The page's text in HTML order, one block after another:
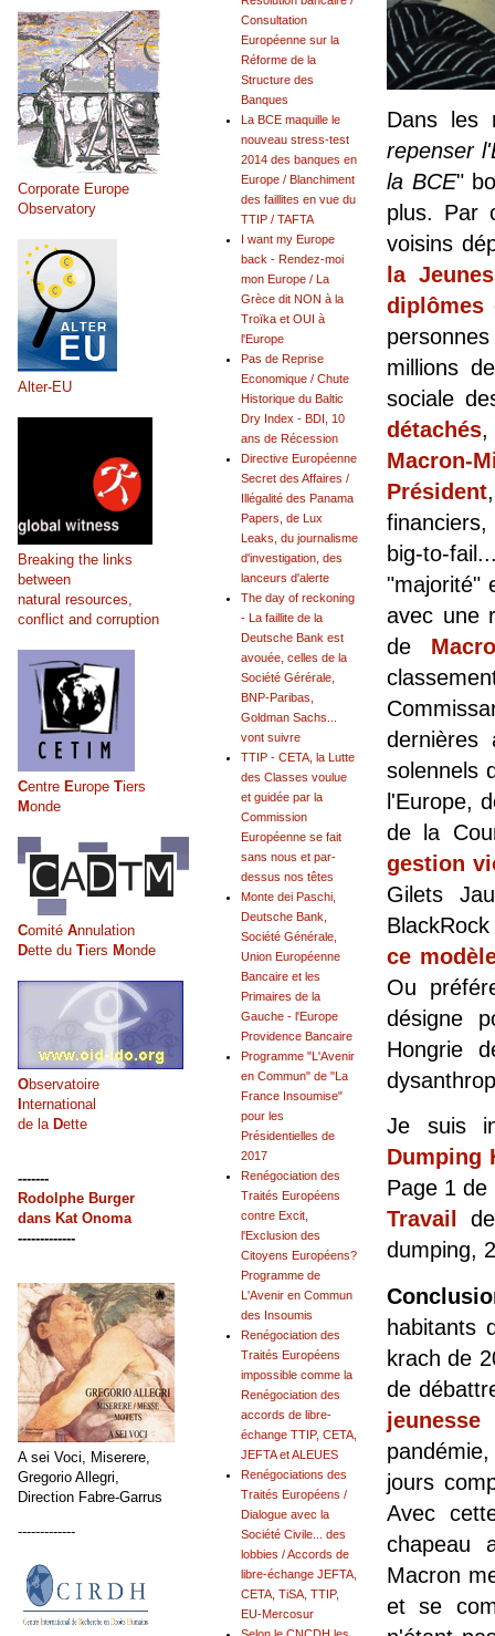
Dans les
repenser
la BCE"
plus. Par
voisins
la
diplômes
millions
sociale
détachés,
Macron-
Président
big-to-
"majorité"
avec une
de
solennels
l'Europe,
de la
gestion
Gilets
ce
Ou
désigne
Hongrie
Je suis
Dumping
Page 1
Travail
dumping,
habitants
krach de
de
jours
Avec
chapeau
Macron
et se
Consultation
Européenne sur la
Réforme de la
Structure des
Banques
La BCE maquille le
nouveau stress-test
2014 des banques en
Europe / Blanchiment
des faillites en vue du
TTIP / TAFTA
I want my Europe
back - Rendez-moi
mon Europe / La
Grèce dit NON à la
Troïka et OUI à
l'Europe
Pas de Reprise
Economique / Chute
Historique du Baltic
Dry Index - BDI, 10
ans de Récession
Directive Européenne
Secret des Affaires /
Illégalité des Panama
Papers, de Lux
Leaks, du journalisme
d'investigation, des
lanceurs d'alerte
The day of reckoning
- La faillite de la
Deutsche Bank est
avouée, celles de la
Société Gérérale,
BNP-Paribas,
Goldman Sachs...
vont suivre
TTIP - CETA, la Lutte
des Classes voulue
et guidée par la
Commission
Européenne se fait
sans nous et par-
dessus nos têtes
Monte dei Paschi,
Deutsche Bank,
Société Générale,
Union Européenne
Bancaire et les
Primaires de la
Gauche - l'Europe
Providence Bancaire
Programme "L'Avenir
en Commun" de "La
France Insoumise"
pour les
Présidentielles de
2017
Renégociation des
Traités Européens
contre Excit,
l'Exclusion des
Citoyens Européens?
Programme de
L'Avenir en Commun
des Insoumis
Renégociation des
Traités Européens
impossible comme la
Renégociation des
accords de libre-
échange TTIP, CETA,
JEFTA et ALEUES
Renégociations des
Traités Européens /
Dialogue avec la
Société Civile... des
lobbies / Accords de
libre-échange JEFTA,
CETA, TiSA, TTIP,
EU-Mercosur
Corporate Europe
Observatory
Alter-EU
Breaking the links
between
natural resources,
conflict and corruption
Centre Europe Tiers
Monde
Comité Annulation
Dette du Tiers Monde
Observatoire
International
de la Dette
-------
Rodolphe Burger
dans Kat Onoma
-------------
A sei Voci, Miserere,
Gregorio Allegri,
Direction Fabre-Garrus
-------------